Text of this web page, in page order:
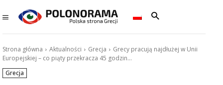
Strona główna Aktualności Grecja
Grecy pracują najdłużej w Unii
Europejskiej – co piąty przekracza 45 godzin...
Grecja